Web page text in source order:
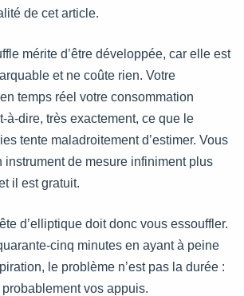
de cet article.
mérite d’être développée, car elle est
et ne coûte rien. Votre
temps réel votre consommation
à-dire, très exactement, ce que le
tente maladroitement d’estimer. Vous
instrument de mesure infiniment plus
il est gratuit.
d’elliptique doit donc vous essouffler.
cinq minutes en ayant à peine
le problème n’est pas la durée :
probablement vos appuis.